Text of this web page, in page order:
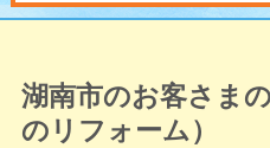
湖南市のお客さま
のリフォーム）